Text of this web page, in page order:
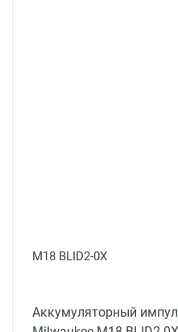
M18 BLID2-0X
Аккумуляторный